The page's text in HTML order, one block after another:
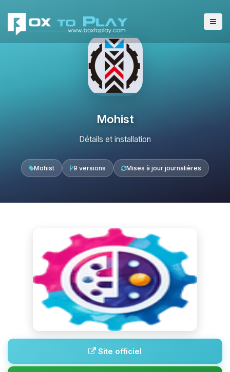
Mohist
Détails et installation
Mohist 9 versions Mises à jour journalières
Site officiel